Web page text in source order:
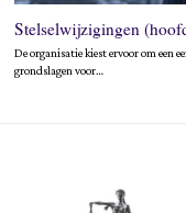
Stelselwijzigingen
De organisatie kiest ervoor om een
grondslagen voor…